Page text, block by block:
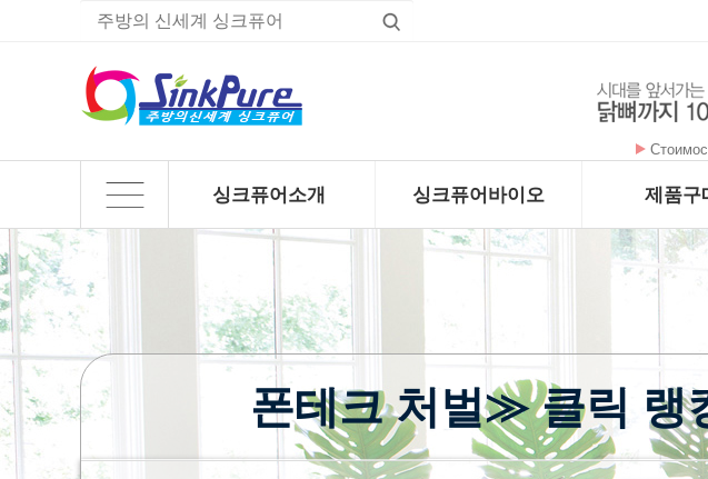
싱크퓨어소개 싱크퓨어바이오
제품구
하위분류
하위분류
폰테크 처벌≫ 클릭 랭